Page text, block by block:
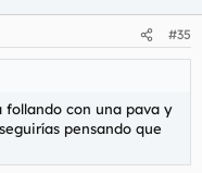
#35
con una pava y
pensando que